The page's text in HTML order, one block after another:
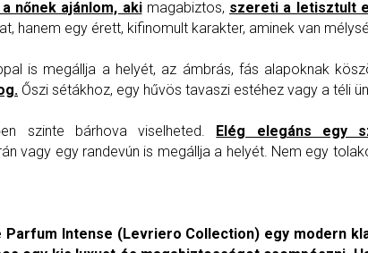
nőnek ajánlom, akimagabiztos, szereti a letisztult
hanem egy érett, kifinomult karakter, aminek van
is megállja a helyét, az ámbrás, fás alapoknak
Őszi sétákhoz, egy hűvös tavaszi estéhez vagy a téli
szinte bárhova viselheted.
Elég elegáns egy
vagy egy randevún is megállja a helyét. Nem egy
Parfum Intense (Levriero Collection) egy modern